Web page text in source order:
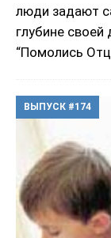
люди задают
глубине
“Помолись
ВЫПУСК #174